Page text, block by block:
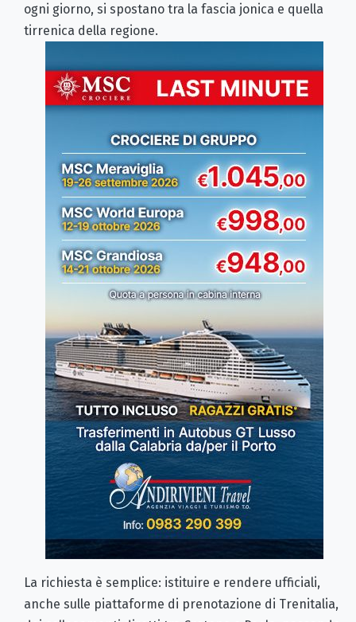
ogni giorno, si spostano tra la fascia jonica e quella
tirrenica della regione.
La richiesta è semplice: istituire e rendere ufficiali,
anche sulle piattaforme di prenotazione di Trenitalia,